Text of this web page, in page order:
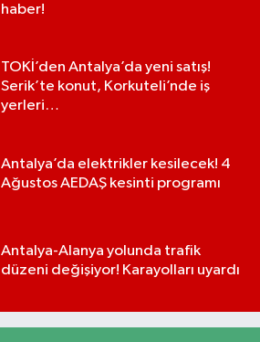
haber!
TOKİ’den Antalya’da yeni satış!
Serik’te konut, Korkuteli’nde iş
yerleri…
Antalya’da elektrikler kesilecek! 4
Ağustos AEDAŞ kesinti programı
Antalya-Alanya yolunda trafik
düzeni değişiyor! Karayolları uyardı